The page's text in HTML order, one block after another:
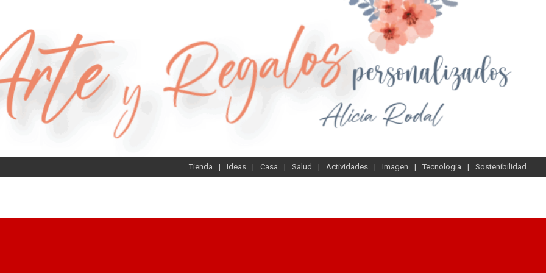
Tienda Ideas Casa Salud Actividades Imagen Tecnologia Sostenibilidad